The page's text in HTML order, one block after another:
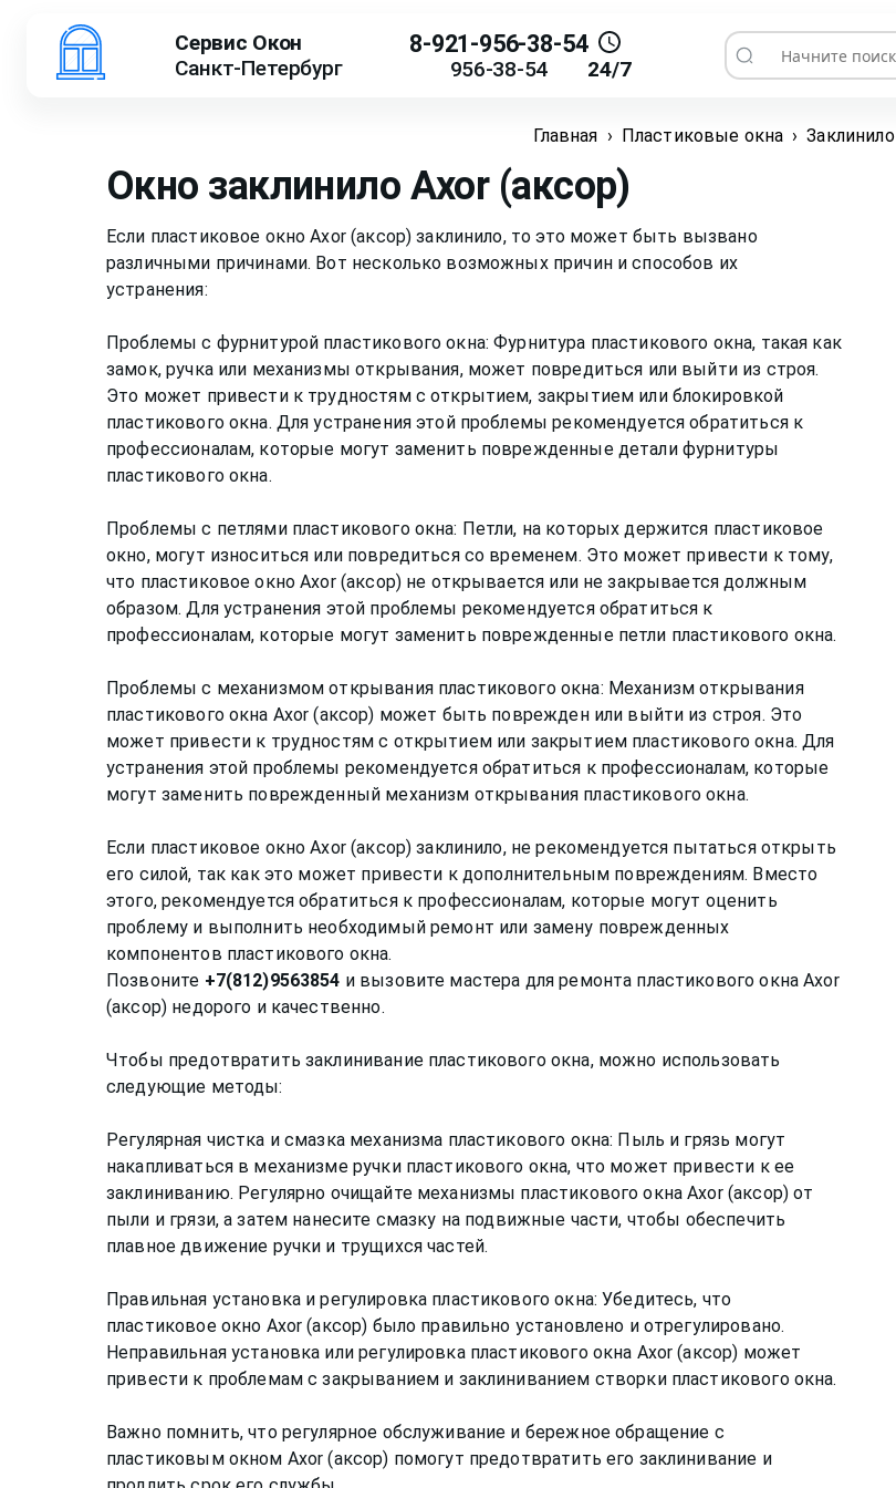
Сервис Окон
Санкт-Петербург
8-921-956-38-54
956-38-54 24/7 Начните поиск...
Главная › Пластиковые окна › Заклинило
Окно заклинило Axor (аксор)
Если пластиковое окно Axor (аксор) заклинило, то это может быть вызвано
различными причинами. Вот несколько возможных причин и способов их
устранения:
Проблемы с фурнитурой пластикового окна: Фурнитура пластикового окна, такая как
замок, ручка или механизмы открывания, может повредиться или выйти из строя.
Это может привести к трудностям с открытием, закрытием или блокировкой
пластикового окна. Для устранения этой проблемы рекомендуется обратиться к
профессионалам, которые могут заменить поврежденные детали фурнитуры
пластикового окна.
Проблемы с петлями пластикового окна: Петли, на которых держится пластиковое
окно, могут износиться или повредиться со временем. Это может привести к тому,
что пластиковое окно Axor (аксор) не открывается или не закрывается должным
образом. Для устранения этой проблемы рекомендуется обратиться к
профессионалам, которые могут заменить поврежденные петли пластикового окна.
Проблемы с механизмом открывания пластикового окна: Механизм открывания
пластикового окна Axor (аксор) может быть поврежден или выйти из строя. Это
может привести к трудностям с открытием или закрытием пластикового окна. Для
устранения этой проблемы рекомендуется обратиться к профессионалам, которые
могут заменить поврежденный механизм открывания пластикового окна.
Если пластиковое окно Axor (аксор) заклинило, не рекомендуется пытаться открыть
его силой, так как это может привести к дополнительным повреждениям. Вместо
этого, рекомендуется обратиться к профессионалам, которые могут оценить
проблему и выполнить необходимый ремонт или замену поврежденных
компонентов пластикового окна.
Позвоните +7(812)9563854 и вызовите мастера для ремонта пластикового окна Axor
(аксор) недорого и качественно.
Чтобы предотвратить заклинивание пластикового окна, можно использовать
следующие методы:
Регулярная чистка и смазка механизма пластикового окна: Пыль и грязь могут
накапливаться в механизме ручки пластикового окна, что может привести к ее
заклиниванию. Регулярно очищайте механизмы пластикового окна Axor (аксор) от
пыли и грязи, а затем нанесите смазку на подвижные части, чтобы обеспечить
плавное движение ручки и трущихся частей.
Правильная установка и регулировка пластикового окна: Убедитесь, что
пластиковое окно Axor (аксор) было правильно установлено и отрегулировано.
Неправильная установка или регулировка пластикового окна Axor (аксор) может
привести к проблемам с закрыванием и заклиниванием створки пластикового окна.
Важно помнить, что регулярное обслуживание и бережное обращение с
пластиковым окном Axor (аксор) помогут предотвратить его заклинивание и